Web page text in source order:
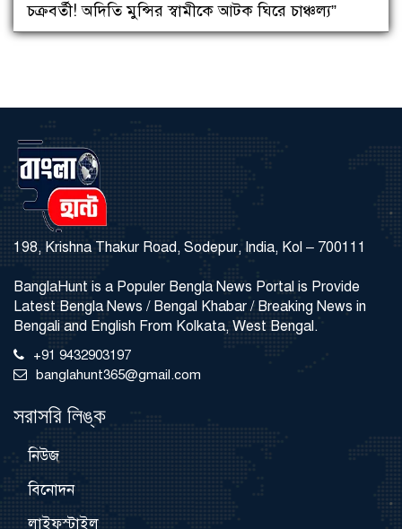
চক্রবর্তী! অদিতি মুন্সির স্বামীকে আটক ঘিরে চাঞ্চল্য”
198, Krishna Thakur Road, Sodepur, India, Kol – 700111
BanglaHunt is a Populer Bengla News Portal is Provide
Latest Bengla News / Bengal Khabar / Breaking News in
Bengali and English From Kolkata, West Bengal.
+91 9432903197
banglahunt365@gmail.com
সরাসরি লিঙ্ক
নিউজ
বিনোদন
লাইফস্টাইল